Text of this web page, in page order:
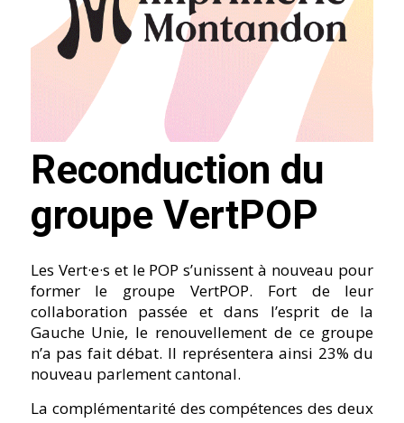
Reconduction du
groupe VertPOP
Les Vert·e·s et le POP s’unissent à nouveau pour
former le groupe VertPOP. Fort de leur
collaboration passée et dans l’esprit de la
Gauche Unie, le renouvellement de ce groupe
n’a pas fait débat. Il représentera ainsi 23% du
nouveau parlement cantonal.
La complémentarité des compétences des deux